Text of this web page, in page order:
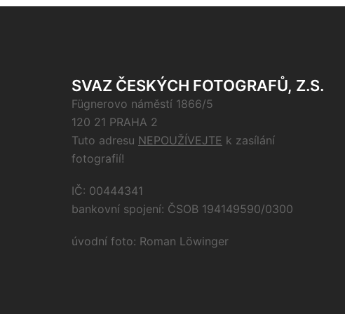
SVAZ ČESKÝCH FOTOGRAFŮ, Z.S.
Fügnerovo náměstí 1866/5
120 21 PRAHA 2
Tuto adresu NEPOUŽÍVEJTE k zasílání
fotografií!
IČ: 00444341
bankovní spojení: ČSOB 194149590/0300
úvodní foto: Roman Löwinger